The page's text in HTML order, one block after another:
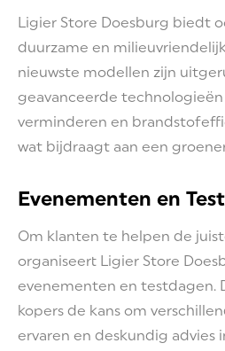
Ligier Store Doesburg biedt
duurzame en
nieuwste modellen zijn
geavanceerde
verminderen en
wat bijdraagt aan een
Evenementen en
Om klanten te helpen de
organiseert Ligier Store
evenementen en testdagen.
kopers de kans om
ervaren en deskundig advies